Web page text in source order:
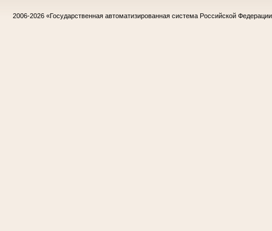
2006-2026 «Государственная автоматизированная система Российской